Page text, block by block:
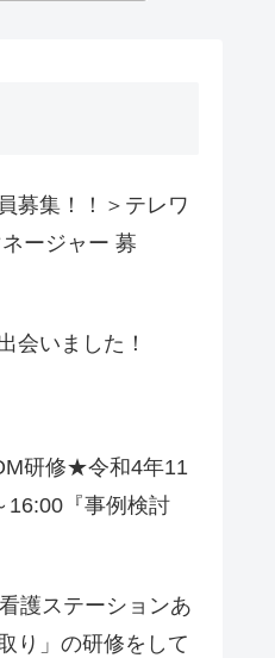
募集！！＞テレワ
ージャー 募
会いました！
研修★令和4年11
16:00『事例検討
護ステーションあ
り」の研修をして